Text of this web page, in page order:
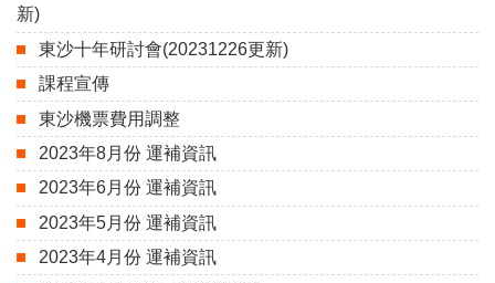
新)
東沙十年研討會(20231226更新)
課程宣傳
東沙機票費用調整
2023年8月份 運補資訊
2023年6月份 運補資訊
2023年5月份 運補資訊
2023年4月份 運補資訊